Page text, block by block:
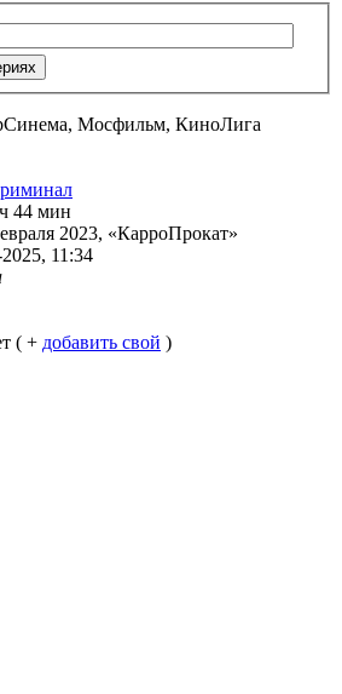
Мосфильм, КиноЛига
44 мин
2023, «КарроПрокат»
11:34
( + добавить свой )